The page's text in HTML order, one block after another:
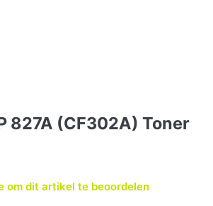
827A (CF302A) Toner
om dit artikel te beoordelen